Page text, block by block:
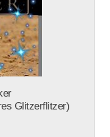
Glitzerflitzer)